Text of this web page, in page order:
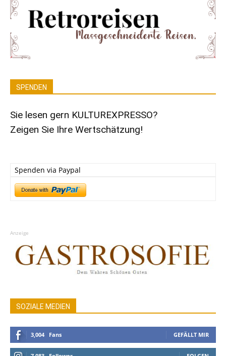
SPENDEN
Sie lesen gern KULTUREXPRESSO?
Zeigen Sie Ihre Wertschätzung!
Spenden via Paypal
Anzeige
SOZIALE MEDIEN
3,004 Fans GEFÄLLT MIR